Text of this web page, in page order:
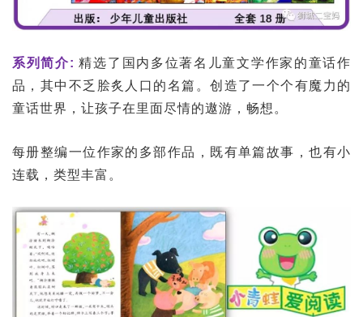
系列简介:精选了国内多位著名儿童文学作家的童话作
品，其中不乏脍炙人口的名篇。创造了一个个有魔力的
童话世界，让孩子在里面尽情的遨游，畅想。
每册整编一位作家的多部作品，既有单篇故事，也有小
连载，类型丰富。